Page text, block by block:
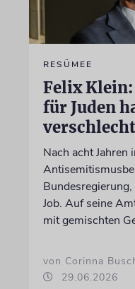
RESÜMEE
Felix
für Juden
Nach acht
Job. Auf seine
mit gemischten
von Corinna
29.06.2026